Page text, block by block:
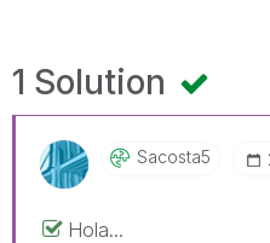
1 Solution
Sacosta5
Hola...